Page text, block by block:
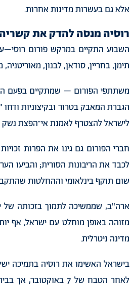
אלאגם בעשרות מדינותאחרות.
רוסיה מנסה להדקאתקשריה
השבוע התקיים במרקש פורום רוסי–
תימן,בחריין,סודאן,לבנון, מאוריטניה,
משתתפי הפורום – שמתקיים בפעם
הגברת המאבקבטרור ובקיצוניות ודחו
לישראללהצטרףלאמנתאי־הפצת נשק
חברי הפורום גם גינו את הפרות זכויות
לכבד את הריבונות הסורית; והביעו
שום תוקףבינלאומי וההחלטות
ארה"ב, שממשיכה לתמוך בזכותה של
מזוההבאופן מוחלט עם ישראל, אף
מדינה ניטרלית.
בישראל האשימו את רוסיה בתמיכה
לאחר הטבח של באוקטובר,אך